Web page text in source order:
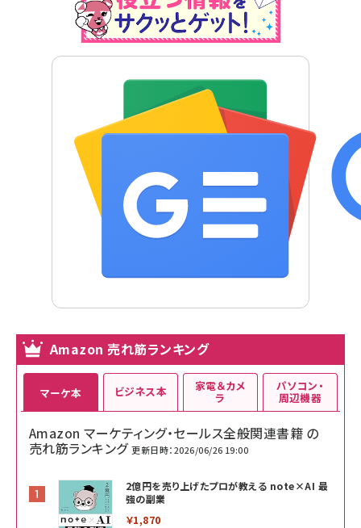
Amazon 売れ筋ランキング
マーケ本
Amazon マーケティング・セールス全般関連書籍 の
売れ筋ランキング 更新日時：2026/06/26 19:00
2億円を売り上げたプロが教える note×AI 最
強の副業
￥1,870
ビジネス本 家電＆カメ
ラ
パソコン・
周辺機器